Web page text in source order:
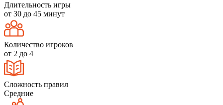
Длительность игры
от 30 до 45 минут
Количество игроков
от 2 до 4
Сложность правил
Средние